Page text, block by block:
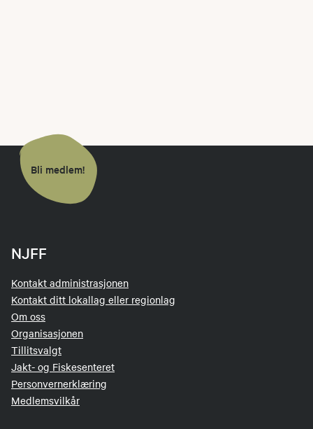
Bli medlem!
NJFF
Kontakt administrasjonen
Kontakt ditt lokallag eller regionlag
Om oss
Organisasjonen
Tillitsvalgt
Jakt- og Fiskesenteret
Personvernerklæring
Medlemsvilkår